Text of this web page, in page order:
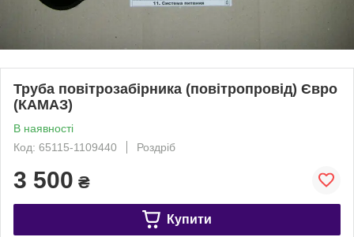
Труба повітрозабірника (повітропровід) Євро
(КАМАЗ)
В наявності
Код: 65115-1109440
Роздріб
3 500 ₴
Купити